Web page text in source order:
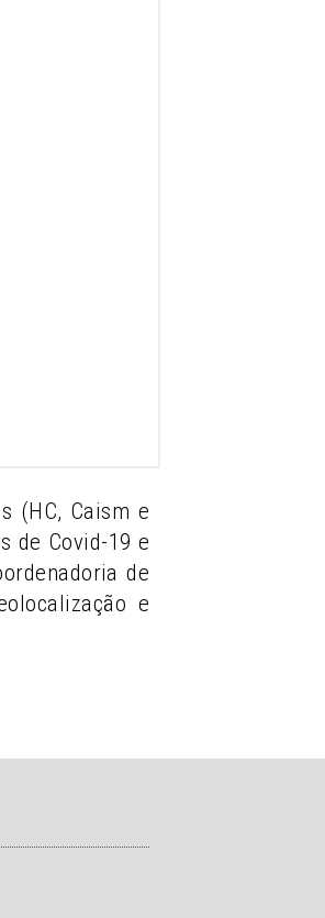
(HC, Caism e
de Covid-19 e
de
e